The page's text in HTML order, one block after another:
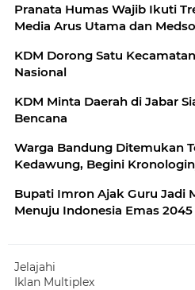
Pranata Humas Wajib Ikuti
Media Arus Utama dan
KDM Dorong Satu
Nasional
KDM Minta Daerah di Jabar
Bencana
Warga Bandung Ditemukan
Kedawung, Begini
‎Bupati Imron Ajak Guru Jadi
Jelajahi
Iklan Multiplex